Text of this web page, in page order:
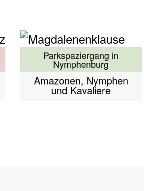
Parkspaziergang in
Nymphenburg
Amazonen, Nymphen
und Kavaliere